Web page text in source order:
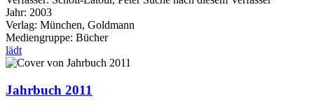
Jahr: 2003
Verlag: München, Goldmann
Mediengruppe: Bücher
lädt
Jahrbuch 2011